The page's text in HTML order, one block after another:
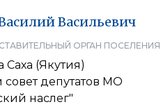
Васильевич
ОРГАН ПОСЕЛЕНИЯ
Саха (Якутия)
депутатов МО
наслег"